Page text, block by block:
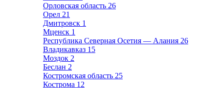
Орловская область 26
Орел 21
Дмитровск 1
Мценск 1
Республика Северная Осетия — Алания 26
Владикавказ 15
Моздок 2
Беслан 2
Костромская область 25
Кострома 12